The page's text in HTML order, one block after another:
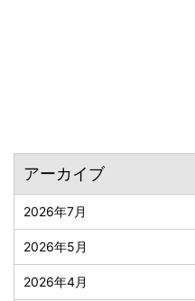
アーカイブ
2026年7月
2026年5月
2026年4月